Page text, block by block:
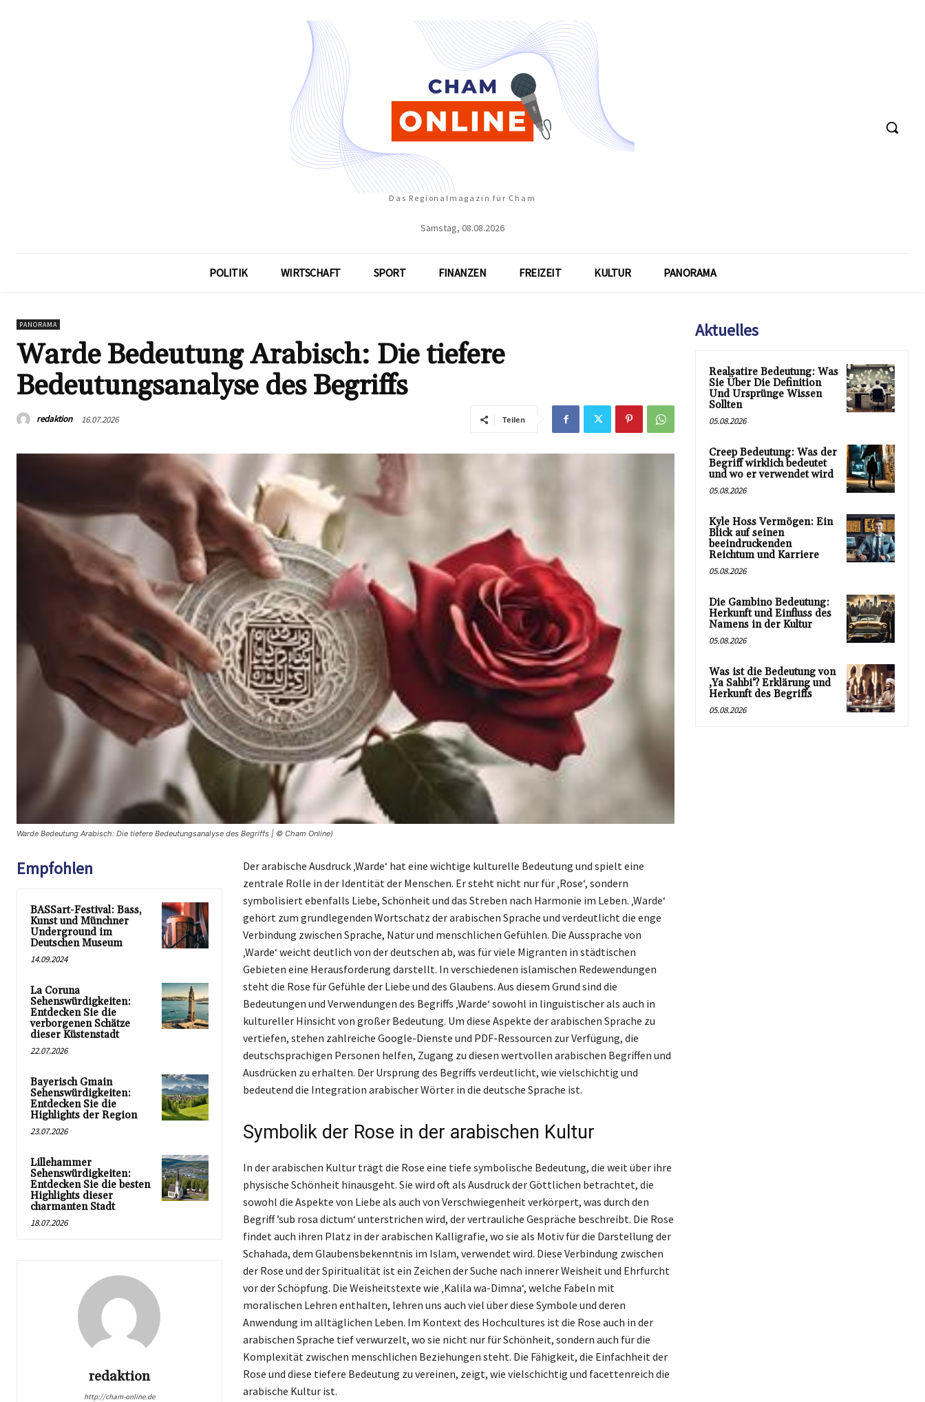
Das Regionalmagazin für Cham
Samstag, 08.08.2026
POLITIK WIRTSCHAFT SPORT FINANZEN FREIZEIT KULTUR PANORAMA
PANORAMA
Warde Bedeutung Arabisch: Die tiefere
Bedeutungsanalyse des Begriffs
redaktion 16.07.2026 Teilen
Warde Bedeutung Arabisch: Die tiefere Bedeutungsanalyse des Begriffs | © Cham Online)
Empfohlen
BASSart-Festival: Bass,
Kunst und Münchner
Underground im
Deutschen Museum
14.09.2024
La Coruna
Sehenswürdigkeiten:
Entdecken Sie die
verborgenen Schätze
dieser Küstenstadt
22.07.2026
Bayerisch Gmain
Sehenswürdigkeiten:
Entdecken Sie die
Highlights der Region
23.07.2026
Lillehammer
Sehenswürdigkeiten:
Entdecken Sie die besten
Highlights dieser
charmanten Stadt
18.07.2026
redaktion
http://cham-online.de
Der arabische Ausdruck ‚Warde‘ hat eine wichtige kulturelle Bedeutung und spielt eine
zentrale Rolle in der Identität der Menschen. Er steht nicht nur für ‚Rose‘, sondern
symbolisiert ebenfalls Liebe, Schönheit und das Streben nach Harmonie im Leben. ‚Warde‘
gehört zum grundlegenden Wortschatz der arabischen Sprache und verdeutlicht die enge
Verbindung zwischen Sprache, Natur und menschlichen Gefühlen. Die Aussprache von
‚Warde‘ weicht deutlich von der deutschen ab, was für viele Migranten in städtischen
Gebieten eine Herausforderung darstellt. In verschiedenen islamischen Redewendungen
steht die Rose für Gefühle der Liebe und des Glaubens. Aus diesem Grund sind die
Bedeutungen und Verwendungen des Begriffs ‚Warde‘ sowohl in linguistischer als auch in
kultureller Hinsicht von großer Bedeutung. Um diese Aspekte der arabischen Sprache zu
vertiefen, stehen zahlreiche Google-Dienste und PDF-Ressourcen zur Verfügung, die
deutschsprachigen Personen helfen, Zugang zu diesen wertvollen arabischen Begriffen und
Ausdrücken zu erhalten. Der Ursprung des Begriffs verdeutlicht, wie vielschichtig und
bedeutend die Integration arabischer Wörter in die deutsche Sprache ist.
Symbolik der Rose in der arabischen Kultur
In der arabischen Kultur trägt die Rose eine tiefe symbolische Bedeutung, die weit über ihre
physische Schönheit hinausgeht. Sie wird oft als Ausdruck der Göttlichen betrachtet, die
sowohl die Aspekte von Liebe als auch von Verschwiegenheit verkörpert, was durch den
Begriff ’sub rosa dictum‘ unterstrichen wird, der vertrauliche Gespräche beschreibt. Die Rose
findet auch ihren Platz in der arabischen Kalligrafie, wo sie als Motiv für die Darstellung der
Schahada, dem Glaubensbekenntnis im Islam, verwendet wird. Diese Verbindung zwischen
der Rose und der Spiritualität ist ein Zeichen der Suche nach innerer Weisheit und Ehrfurcht
vor der Schöpfung. Die Weisheitstexte wie ‚Kalila wa-Dimna‘, welche Fabeln mit
moralischen Lehren enthalten, lehren uns auch viel über diese Symbole und deren
Anwendung im alltäglichen Leben. Im Kontext des Hochcultures ist die Rose auch in der
arabischen Sprache tief verwurzelt, wo sie nicht nur für Schönheit, sondern auch für die
Komplexität zwischen menschlichen Beziehungen steht. Die Fähigkeit, die Einfachheit der
Rose und diese tiefere Bedeutung zu vereinen, zeigt, wie vielschichtig und facettenreich die
arabische Kultur ist.
Aktuelles
Realsatire Bedeutung: Was
Sie Über Die Definition
Und Ursprünge Wissen
Sollten
05.08.2026
Creep Bedeutung: Was der
Begriff wirklich bedeutet
und wo er verwendet wird
05.08.2026
Kyle Hoss Vermögen: Ein
Blick auf seinen
beeindruckenden
Reichtum und Karriere
05.08.2026
Die Gambino Bedeutung:
Herkunft und Einfluss des
Namens in der Kultur
05.08.2026
Was ist die Bedeutung von
‚Ya Sahbi‘? Erklärung und
Herkunft des Begriffs
05.08.2026